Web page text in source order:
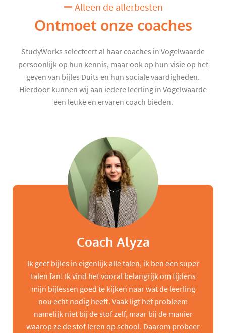
Alleen de allerbesten
Ontmoet onze coaches
StudyWorks selecteert al haar coaches in Vogelwaarde
persoonlijk op hun kennis, maar ook op hun visie op het
geven van bijles Duits en hun sociale vaardigheden.
Hierdoor kunnen wij aan iedere leerling in Vogelwaarde
een leuke en ervaren coach bieden.
Coach Alyza
Ik geef bijles in eigenlijk alle talen, ik ben een super
talen fan! Ik vind het vooral belangrijk om tijdens
mijn bijlessen goed te kijken naar wat de leerling
nou echt nodig heeft. Vaak ligt het probleem
namelijk niet bij de stof zelf, maar bij de manier
waarop ze de stof leren op school. Daarom probeer